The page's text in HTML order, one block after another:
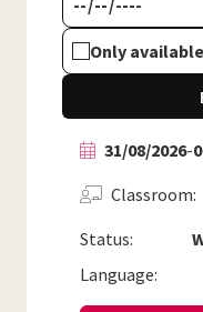
Only
31/08/2026-
Status:
Classroom
Language: